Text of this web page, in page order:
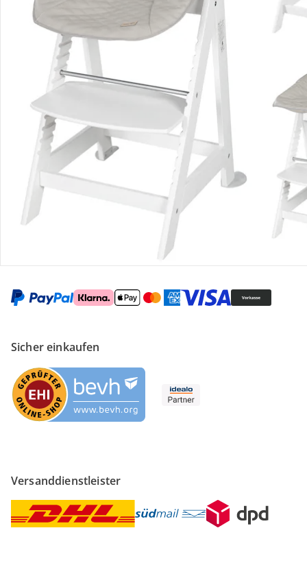
Retoure & Reklamation
Gutscheine & Aktionen
Kontakt & Service
Filialen & Beratung
Unternehmen
Sicher einkaufen
Versanddienstleister